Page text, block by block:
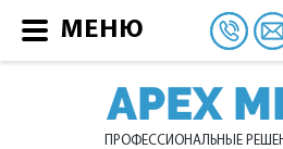
APEX
ПРОФЕССИОНАЛЬНЫЕ
МЕНЮ